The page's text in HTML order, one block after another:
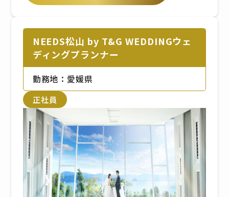
NEEDS松山 by T&G WEDDINGウェ
ディングプランナー
勤務地：愛媛県
正社員